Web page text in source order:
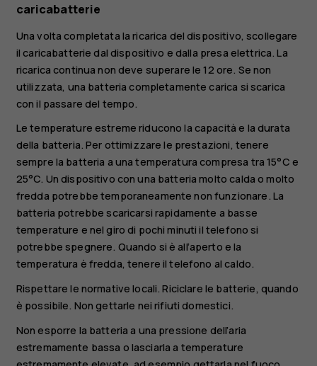
caricabatterie
Una volta completata la ricarica del dispositivo, scollegare
il caricabatterie dal dispositivo e dalla presa elettrica. La
ricarica continua non deve superare le 12 ore. Se non
utilizzata, una batteria completamente carica si scarica
con il passare del tempo.
Le temperature estreme riducono la capacità e la durata
della batteria. Per ottimizzare le prestazioni, tenere
sempre la batteria a una temperatura compresa tra 15°C e
25°C. Un dispositivo con una batteria molto calda o molto
fredda potrebbe temporaneamente non funzionare. La
batteria potrebbe scaricarsi rapidamente a basse
temperature e nel giro di pochi minuti il telefono si
potrebbe spegnere. Quando si è all’aperto e la
temperatura è fredda, tenere il telefono al caldo.
Rispettare le normative locali. Riciclare le batterie, quando
è possibile. Non gettarle nei rifiuti domestici.
Non esporre la batteria a una pressione dell’aria
estremamente bassa o lasciarla a temperature